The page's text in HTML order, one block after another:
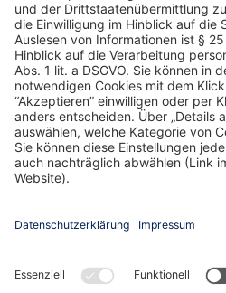
ZURÜCK ZUR